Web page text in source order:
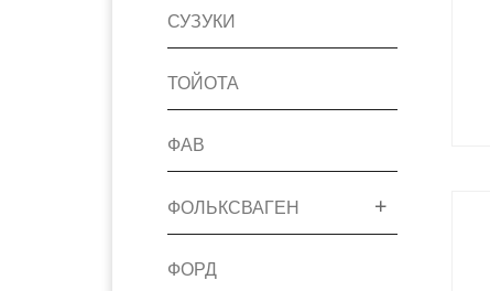
СУЗУКИ
ТОЙОТА
ФАВ
ФОЛЬКСВАГЕН
ФОРД